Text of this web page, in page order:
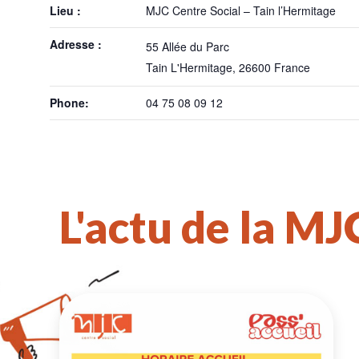
Lieu : MJC Centre Social – Tain l’Hermitage
Adresse :
55 Allée du Parc
Tain L'Hermitage, 26600 France
Phone: 04 75 08 09 12
L'actu de la